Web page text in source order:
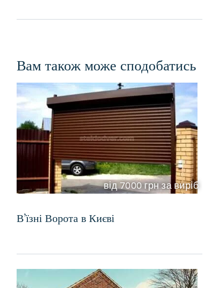
Вам також може сподобатись
від 7000 грн за виріб
В’їзні Ворота в Києві